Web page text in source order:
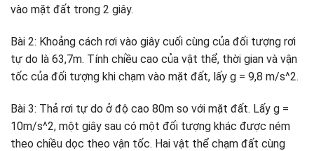
vào mặt đất trong 2 giây.
Bài 2: Khoảng cách rơi vào giây cuối cùng của đối tượng rơi
tự do là 63,7m. Tính chiều cao của vật thể, thời gian và vận
tốc của đối tượng khi chạm vào mặt đất, lấy g = 9,8 m/s^2.
Bài 3: Thả rơi tự do ở độ cao 80m so với mặt đất. Lấy g =
10m/s^2, một giây sau có một đối tượng khác được ném
theo chiều dọc theo vận tốc. Hai vật thể chạm đất cùng